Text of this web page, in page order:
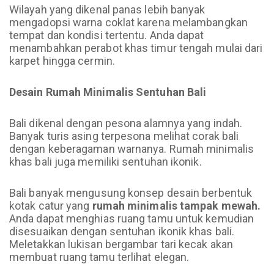
Wilayah yang dikenal panas lebih banyak
mengadopsi warna coklat karena melambangkan
tempat dan kondisi tertentu. Anda dapat
menambahkan perabot khas timur tengah mulai dari
karpet hingga cermin.
Desain Rumah Minimalis Sentuhan Bali
Bali dikenal dengan pesona alamnya yang indah.
Banyak turis asing terpesona melihat corak bali
dengan keberagaman warnanya. Rumah minimalis
khas bali juga memiliki sentuhan ikonik.
Bali banyak mengusung konsep desain berbentuk
kotak catur yang rumah minimalis tampak mewah.
Anda dapat menghias ruang tamu untuk kemudian
disesuaikan dengan sentuhan ikonik khas bali.
Meletakkan lukisan bergambar tari kecak akan
membuat ruang tamu terlihat elegan.